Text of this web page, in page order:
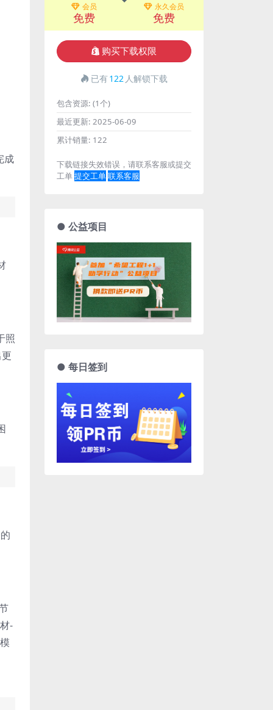
成
照
-
会员
免费
永久会员
免费
购买下载权限
已有122 人解锁下载
包含资源: (1个)
最近更新: 2025-06-09
累计销量: 122
下载链接失效错误，请联系客服或提交
工单提交工单联系客服
● 公益项目
● 每日签到